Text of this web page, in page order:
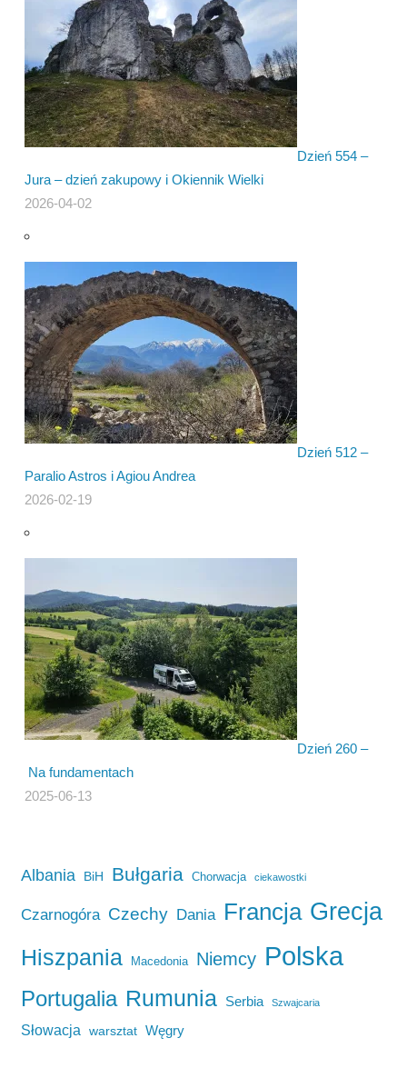
Dzień 554 –
Jura – dzień zakupowy i Okiennik Wielki
2026-04-02
Dzień 512 –
Paralio Astros i Agiou Andrea
2026-02-19
Dzień 260 –
Na fundamentach
2025-06-13
Albania BiH Bułgaria Chorwacja ciekawostki
Czarnogóra Czechy Dania Francja Grecja
Hiszpania Macedonia Niemcy Polska
Portugalia Rumunia Serbia Szwajcaria
Słowacja warsztat Węgry